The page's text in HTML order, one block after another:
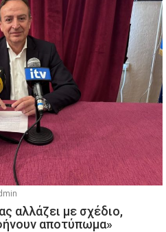
αλλάζει με σχέδιο,
αποτύπωμα»